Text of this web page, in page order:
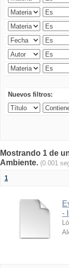
Nuevos filtros:
Mostrando 1 de
Ambiente. (0.001
1
-